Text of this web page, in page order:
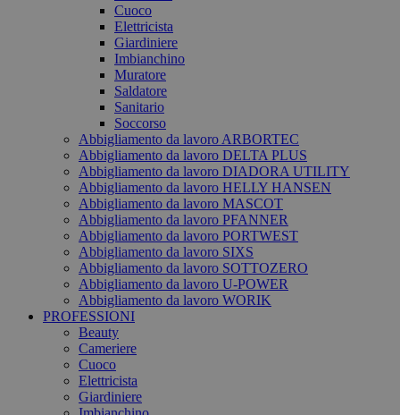
Cuoco
Elettricista
Giardiniere
Imbianchino
Muratore
Saldatore
Sanitario
Soccorso
Abbigliamento da lavoro ARBORTEC
Abbigliamento da lavoro DELTA PLUS
Abbigliamento da lavoro DIADORA UTILITY
Abbigliamento da lavoro HELLY HANSEN
Abbigliamento da lavoro MASCOT
Abbigliamento da lavoro PFANNER
Abbigliamento da lavoro PORTWEST
Abbigliamento da lavoro SIXS
Abbigliamento da lavoro SOTTOZERO
Abbigliamento da lavoro U-POWER
Abbigliamento da lavoro WORIK
PROFESSIONI
Beauty
Cameriere
Cuoco
Elettricista
Giardiniere